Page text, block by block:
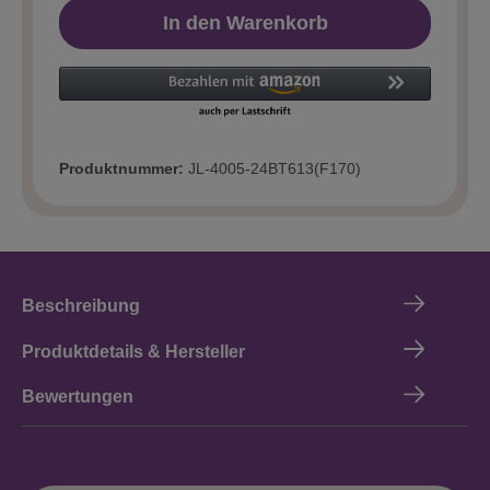
In den Warenkorb
Produktnummer: JL-4005-24BT613(F170)
Beschreibung
Produktdetails & Hersteller
Bewertungen